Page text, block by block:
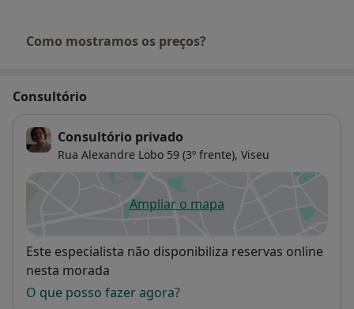
Como mostramos os preços?
Consultório
Consultório privado
Rua Alexandre Lobo 59 (3º frente), Viseu
Ampliar o mapaabre num novo separador
Disponibilidade
Este especialista não disponibiliza reservas online
nesta morada
O que posso fazer agora?